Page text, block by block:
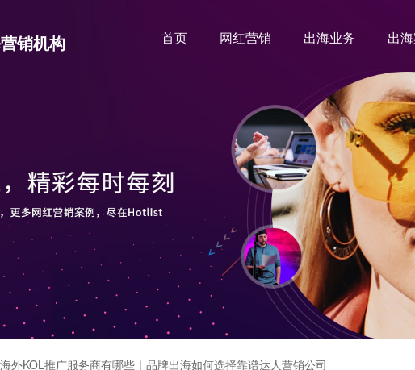
销机构 首页 网红营销 出海业务 出
海外KOL推广服务商有哪些｜品牌出海如何选择靠谱达人营销公司